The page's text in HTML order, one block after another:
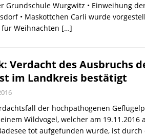
Grundschule Wurgwitz • Einweihung
• Maskottchen Carli wurde
Weihnachten […]
Verdacht des Ausbruchs
im Landkreis bestätigt
der hochpathogenen
Wildvogel, welcher am 19.11.2016
tot aufgefunden wurde, ist durch